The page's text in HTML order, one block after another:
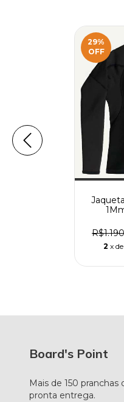
29%
OFF
2 x de
Board's Point
Mais de 150 pranchas
pronta entrega.